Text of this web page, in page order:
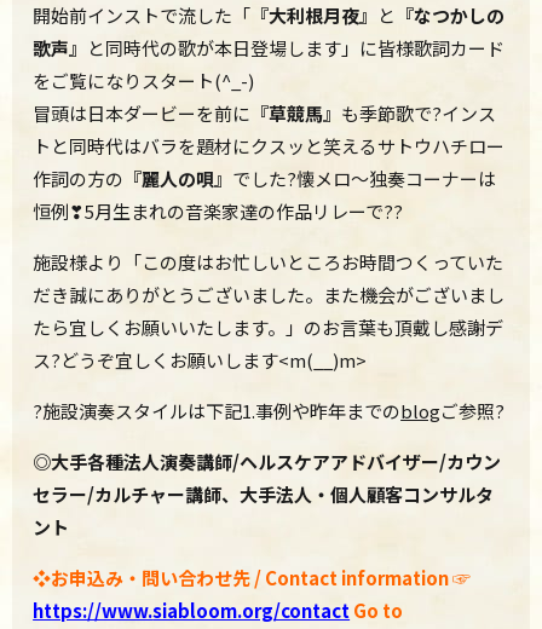
開始前インストで流した「 『大利根月夜』 と 『なつかしの
歌声』 と同時代の歌が本日登場します」に皆様歌詞カード
をご覧になりスタート(^_-)
冒頭は日本ダービーを前に 『草競馬』 も季節歌で?インス
トと同時代はバラを題材にクスッと笑えるサトウハチロー
作詞の方の 『麗人の唄』 でした?懐メロ～独奏コーナーは
恒例❣5月生まれの音楽家達の作品リレーで??
施設様より「この度はお忙しいところお時間つくっていた
だき誠にありがとうございました。また機会がございまし
たら宜しくお願いいたします。」のお言葉も頂戴し感謝デ
ス?どうぞ宜しくお願いします<m(__)m>
?施設演奏スタイルは下記1.事例や昨年までのblogご参照?
◎大手各種法人演奏講師/ヘルスケアアドバイザー/カウン
セラー/カルチャー講師、大手法人・個人顧客コンサルタ
ント
❖お申込み・問い合わせ先 / Contact information☞
https://www.siabloom.org/contact Go to